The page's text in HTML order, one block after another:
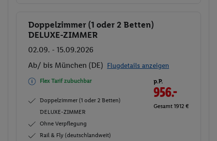
Buchen
Doppelzimmer (1 oder 2 Betten)
DELUXE-ZIMMER
02.09. - 15.09.2026
Ab/ bis München (DE) Flugdetails anzeigen
Flex Tarif zubuchbar
Doppelzimmer (1 oder 2 Betten)
DELUXE-ZIMMER
Ohne Verpflegung
Rail & Fly (deutschlandweit)
p.P.
956.-
Gesamt 1912 €